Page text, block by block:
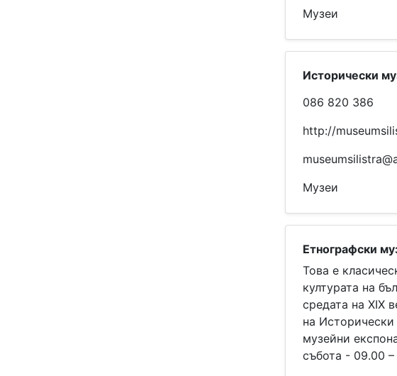
Музеи
Исторически
086 820 386
http://
Музеи
Етнографски
Това е
културата на
средата на XIX
на
музейни
събота - 09.00 –